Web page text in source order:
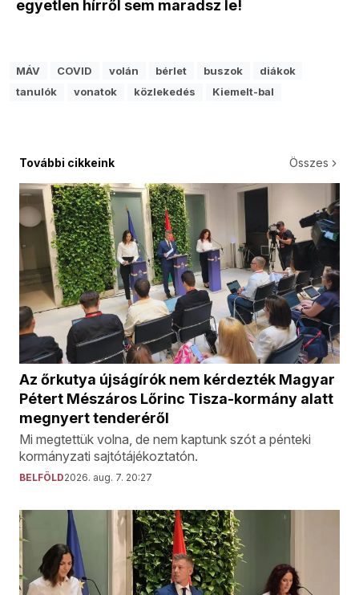
egyetlen hírről sem maradsz le!
MÁV COVID volán bérlet buszok
diákok
tanulók
vonatok közlekedés Kiemelt-bal
További cikkeink Összes
Az őrkutya újságírók nem kérdezték Magyar
Pétert Mészáros Lőrinc Tisza-kormány alatt
megnyert tenderéről
Mi megtettük volna, de nem kaptunk szót a pénteki
kormányzati sajtótájékoztatón.
BELFÖLD2026. aug. 7. 20:27